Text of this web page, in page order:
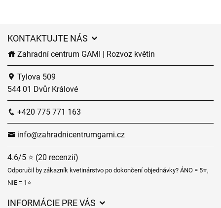
KONTAKTUJTE NÁS
Zahradní centrum GAMI | Rozvoz květin
Tylova 509
544 01 Dvůr Králové
+420 775 771 163
info@zahradnicentrumgami.cz
4.6/5 ⭐ (20 recenzií)
Odporučil by zákazník kvetinárstvo po dokončení objednávky? ÁNO = 5⭐,
NIE = 1⭐
INFORMÁCIE PRE VÁS